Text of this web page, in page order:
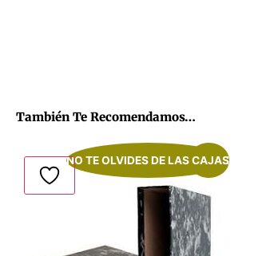
También Te Recomendamos…
¡Oferta!
NO TE OLVIDES DE LAS CAJAS